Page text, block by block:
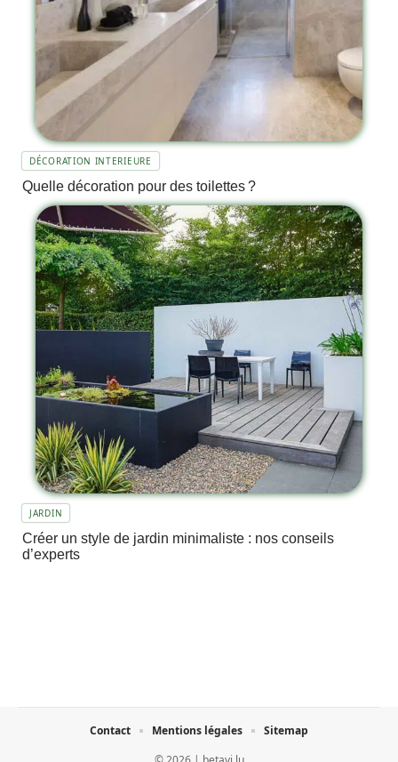
DÉCORATION INTERIEURE
Quelle décoration pour des toilettes ?
JARDIN
Créer un style de jardin minimaliste : nos conseils
d’experts
Contact Mentions légales Sitemap